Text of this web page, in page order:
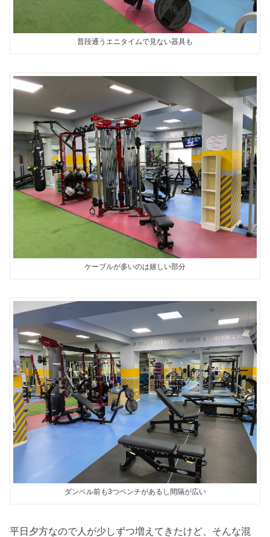
普段通うエニタイムで見ない器具も
ケーブルが多いのは嬉しい部分
ダンベル前も3つベンチがあるし間隔が広い
平日夕方なので人が少しずつ増えてきたけど、そんな混